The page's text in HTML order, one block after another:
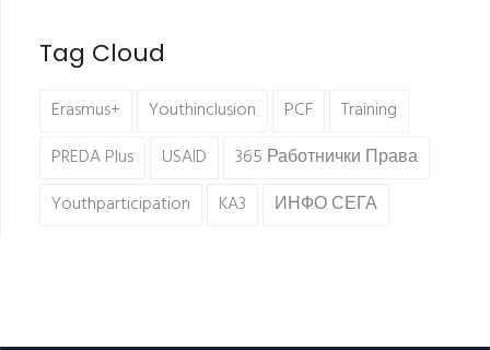
Tag Cloud
Erasmus+ Youthinclusion PCF
Training
PREDA Plus
USAID
365 Работнички Права
Youthparticipation
KA3 ИНФО СЕГА